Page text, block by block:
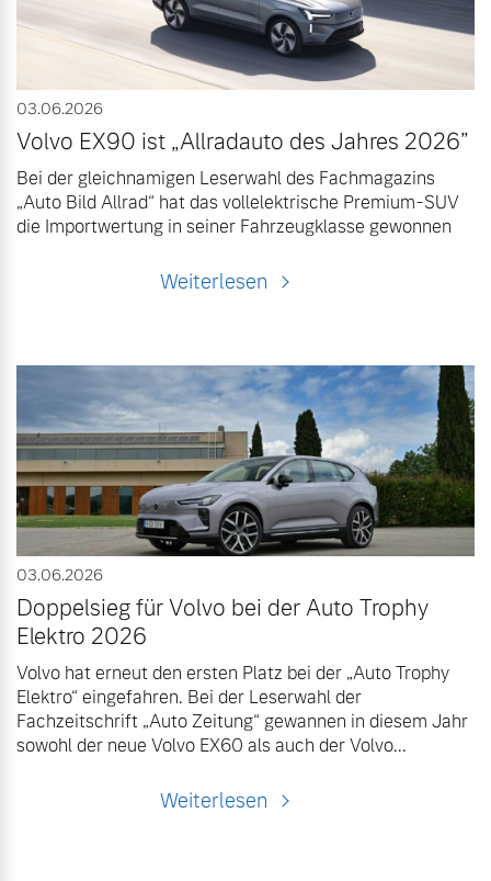
03.06.2026
Volvo EX90 ist „Allradauto des Jahres 2026”
Bei der gleichnamigen Leserwahl des Fachmagazins
„Auto Bild Allrad“ hat das vollelektrische Premium-SUV
die Importwertung in seiner Fahrzeugklasse gewonnen
Weiterlesen
03.06.2026
Doppelsieg für Volvo bei der Auto Trophy
Elektro 2026
Volvo hat erneut den ersten Platz bei der „Auto Trophy
Elektro“ eingefahren. Bei der Leserwahl der
Fachzeitschrift „Auto Zeitung“ gewannen in diesem Jahr
sowohl der neue Volvo EX60 als auch der Volvo...
Weiterlesen